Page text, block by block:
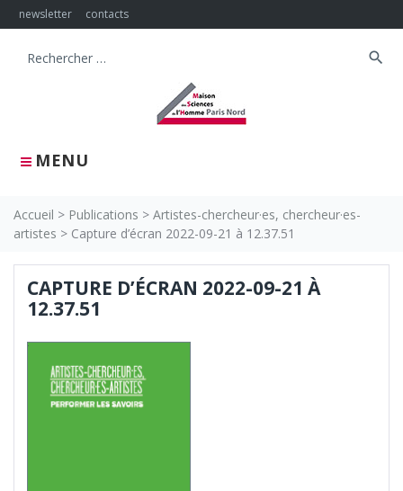
Skip
to
newsletter contacts
MENU
Search
search
Accueil > Publications > Artistes-chercheur·es, chercheur·es-
artistes > Capture d’écran 2022-09-21 à 12.37.51
CAPTURE D’ÉCRAN 2022-09-21 À
12.37.51